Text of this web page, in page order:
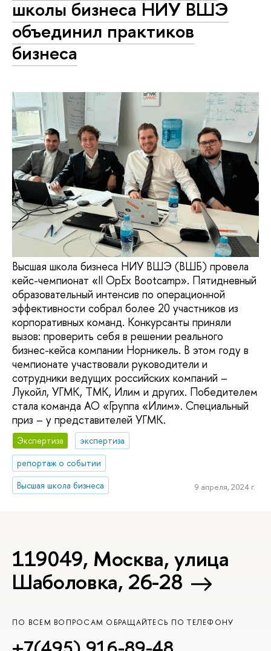
школы бизнеса НИУ ВШЭ
объединил практиков
бизнеса
Высшая школа бизнеса НИУ ВШЭ (ВШБ) провела
кейс-чемпионат «II OpEx Bootcamp». Пятидневный
образовательный интенсив по операционной
эффективности собрал более 20 участников из
корпоративных команд. Конкурсанты приняли
вызов: проверить себя в решении реального
бизнес-кейса компании Норникель. В этом году в
чемпионате участвовали руководители и
сотрудники ведущих российских компаний –
Лукойл, УГМК, ТМК, Илим и других. Победителем
стала команда АО «Группа «Илим». Специальный
приз – у представителей УГМК.
Экспертиза
экспертиза
репортаж о событии
Высшая школа бизнеса
9 апреля, 2024 г.
119049, Москва, улица
Шаболовка, 26-28
ПО ВСЕМ ВОПРОСАМ ОБРАЩАЙТЕСЬ ПО ТЕЛЕФОНУ